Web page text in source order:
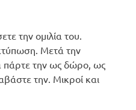
την ομιλία του.
Μετά την
πάρτε την ως δώρο, ως
την. Μικροί και